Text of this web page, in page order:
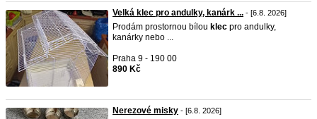
Velká klec pro andulky, kanárk ... - [6.8. 2026]
Prodám prostornou bílou klec pro andulky,
kanárky nebo ...
Praha 9 - 190 00
890 Kč
Nerezové misky - [6.8. 2026]